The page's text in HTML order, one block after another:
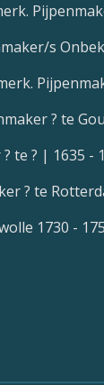
s
? te
te ? | 1635 -
? te
1730 -